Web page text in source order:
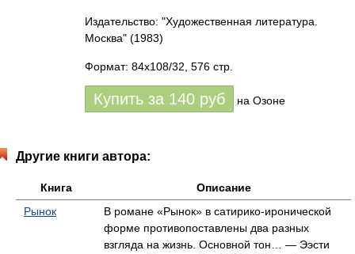
Издательство: "Художественная литература.
Москва" (1983)
Формат: 84x108/32, 576 стр.
Купить за 140 руб на Озоне
Другие книги автора:
Книга
Описание
Рынок
В романе «Рынок» в сатирико-иронической
форме противопоставлены два разных
взгляда на жизнь. Основной тон… — Ээсти